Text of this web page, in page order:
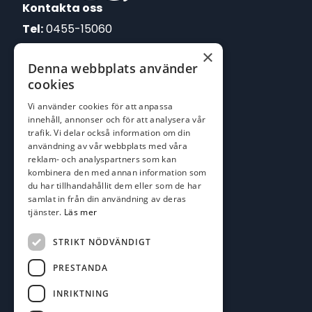
Kontakta oss
Tel:0455-15060
E-post:
johan@batofiske.se
kim@batofiske.se
Adress
Karlskrona Båt & Fiske AB
Lallerstedts gata 4
371 54 Karlskrona
Följ oss
Facebook
×
Denna webbplats använder
cookies
Vi använder cookies för att anpassa
innehåll, annonser och för att analysera vår
trafik. Vi delar också information om din
användning av vår webbplats med våra
reklam- och analyspartners som kan
kombinera den med annan information som
du har tillhandahållit dem eller som de har
samlat in från din användning av deras
tjänster. Läs mer
STRIKT NÖDVÄNDIGT
PRESTANDA
INRIKTNING